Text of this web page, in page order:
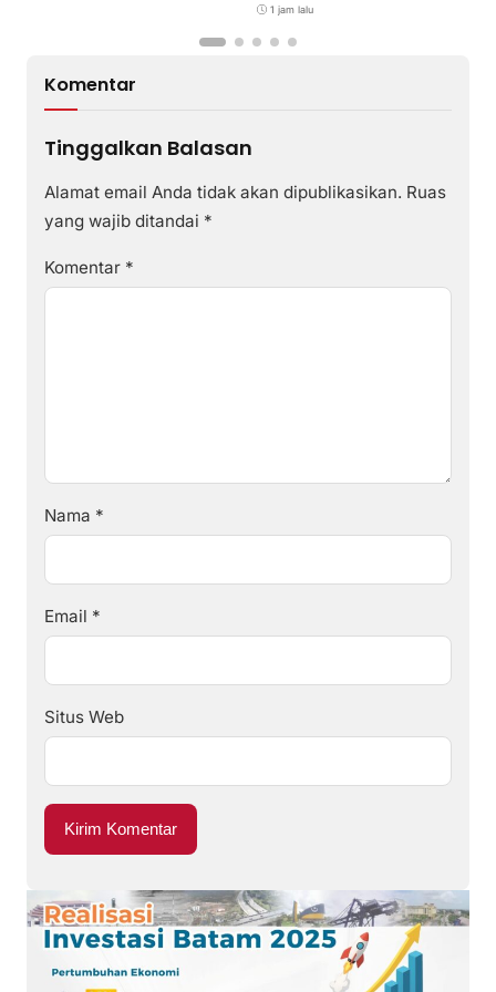
1 jam lalu
Komentar
Tinggalkan Balasan
Alamat email Anda tidak akan dipublikasikan. Ruas
yang wajib ditandai *
Komentar *
Nama *
Email *
Situs Web